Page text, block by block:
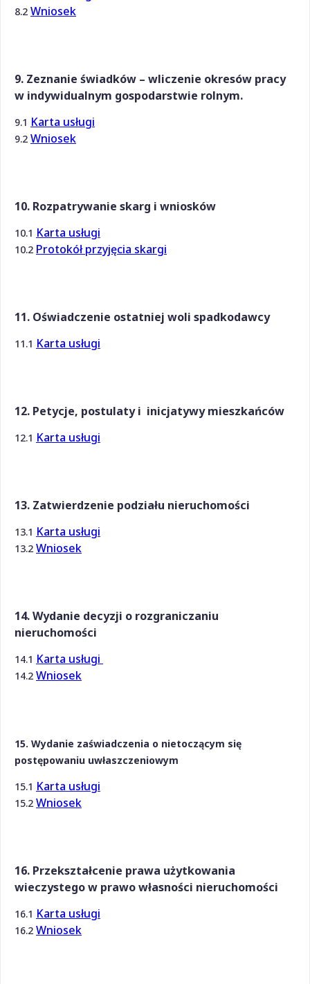
8.2 Wniosek
9. Zeznanie świadków – wliczenie okresów pracy
w indywidualnym gospodarstwie rolnym.
9.1 Karta usługi
9.2 Wniosek
10. Rozpatrywanie skarg i wniosków
10.1 Karta usługi
10.2 Protokół przyjęcia skargi
11. Oświadczenie ostatniej woli spadkodawcy
11.1 Karta usługi
12. Petycje, postulaty i inicjatywy mieszkańców
12.1 Karta usługi
13. Zatwierdzenie podziału nieruchomości
13.1 Karta usługi
13.2 Wniosek
14. Wydanie decyzji o rozgraniczaniu
nieruchomości
14.1 Karta usługi
14.2 Wniosek
15. Wydanie zaświadczenia o nietoczącym się
postępowaniu uwłaszczeniowym
15.1 Karta usługi
15.2 Wniosek
16. Przekształcenie prawa użytkowania
wieczystego w prawo własności nieruchomości
16.1 Karta usługi
16.2 Wniosek